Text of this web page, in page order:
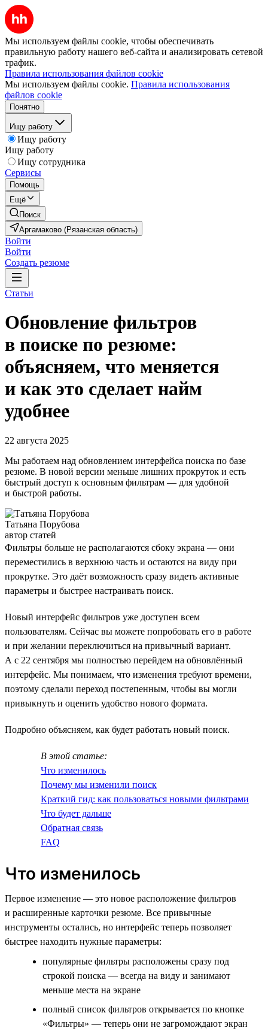
Мы используем файлы cookie, чтобы обеспечивать
правильную работу нашего веб-сайта и анализировать сетевой
трафик.
Правила использования файлов cookie
Мы используем файлы cookie. Правила использования
файлов cookie
Понятно
Ищу работу
Ищу работу
Ищу работу
Ищу сотрудника
Сервисы
Помощь
Ещё
Поиск
Аргамаково (Рязанская область)
Войти
Войти
Создать резюме
Статьи
Обновление фильтров
в поиске по резюме:
объясняем, что меняется
и как это сделает найм
удобнее
22 августа 2025
Мы работаем над обновлением интерфейса поиска по базе
резюме. В новой версии меньше лишних прокруток и есть
быстрый доступ к основным фильтрам — для удобной
и быстрой работы.
Татьяна Порубова
автор статей
Фильтры больше не располагаются сбоку экрана — они
переместились в верхнюю часть и остаются на виду при
прокрутке. Это даёт возможность сразу видеть активные
параметры и быстрее настраивать поиск.
Новый интерфейс фильтров уже доступен всем
пользователям. Сейчас вы можете попробовать его в работе
и при желании переключиться на привычный вариант.
А с 22 сентября мы полностью перейдем на обновлённый
интерфейс. Мы понимаем, что изменения требуют времени,
поэтому сделали переход постепенным, чтобы вы могли
привыкнуть и оценить удобство нового формата.
Подробно объясняем, как будет работать новый поиск.
В этой статье:
Что изменилось
Почему мы изменили поиск
Краткий гид: как пользоваться новыми фильтрами
Что будет дальше
Обратная связь
FAQ
Что изменилось
Первое изменение — это новое расположение фильтров
и расширенные карточки резюме. Все привычные
инструменты остались, но интерфейс теперь позволяет
быстрее находить нужные параметры:
популярные фильтры расположены сразу под
строкой поиска — всегда на виду и занимают
меньше места на экране
полный список фильтров открывается по кнопке
«Фильтры» — теперь они не загромождают экран